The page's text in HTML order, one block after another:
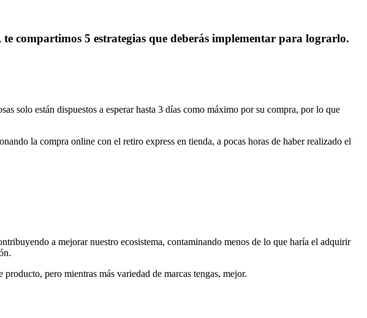
compartimos 5 estrategias que deberás implementar para lograrlo.
solo están dispuestos a esperar hasta 3 días como máximo por su compra, por lo que
la compra online con el retiro express en tienda, a pocas horas de haber realizado el
a mejorar nuestro ecosistema, contaminando menos de lo que haría el adquirir
pero mientras más variedad de marcas tengas, mejor.